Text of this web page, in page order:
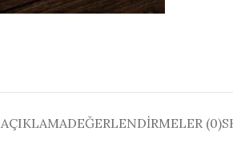
AÇIKLAMADEĞERLENDIRMELER (0)